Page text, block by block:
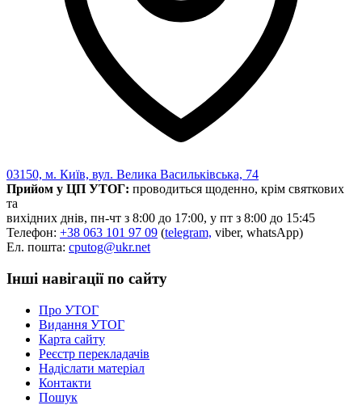
03150, м. Київ, вул. Велика Васильківська, 74
Прийом у ЦП УТОГ: проводиться щоденно, крім святкових
та
вихідних днів, пн-чт з 8:00 до 17:00, у пт з 8:00 до 15:45
Телефон: +38 063 101 97 09 (telegram, viber, whatsApp)
Ел. пошта: cputog@ukr.net
Інші навігації по сайту
Про УТОГ
Видання УТОГ
Карта сайту
Реєстр перекладачів
Надіслати матеріал
Контакти
Пошук